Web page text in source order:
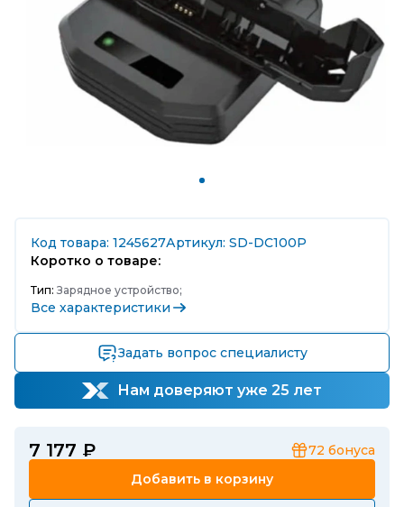
Код товара: 1245627Артикул: SD-DC100P
Коротко о товаре:
Тип: Зарядное устройство;
Все характеристики
Задать вопрос специалисту
Нам доверяют уже 25 лет
7 177 ₽ 72 бонуса
Добавить в корзину